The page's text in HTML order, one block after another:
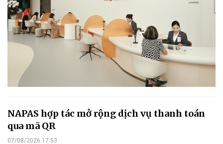
NAPAS hợp tác mở rộng dịch vụ thanh toán
qua mã QR
07/08/2026 17:53